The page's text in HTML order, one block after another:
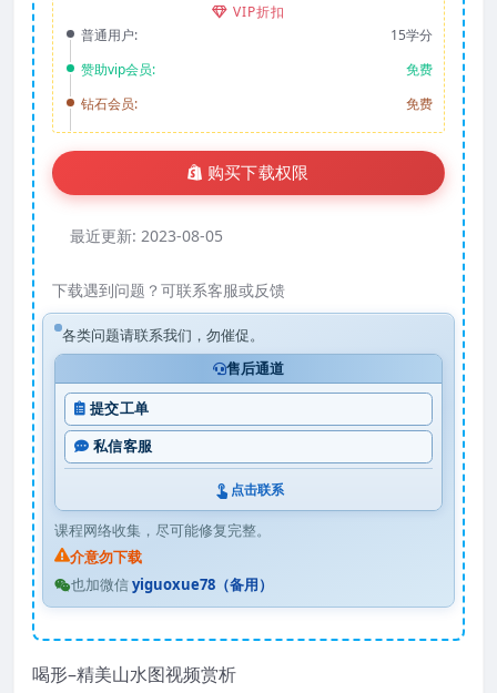
VIP折扣
普通用户:
15学分
赞助vip会员:
免费
钻石会员:
免费
购买下载权限
最近更新: 2023-08-05
下载遇到问题？可联系客服或反馈
各类问题请联系我们，勿催促。
售后通道
提交工单
私信客服
点击联系
课程网络收集，尽可能修复完整。
介意勿下载
也加微信yiguoxue78（备用）
喝形–精美山水图视频赏析